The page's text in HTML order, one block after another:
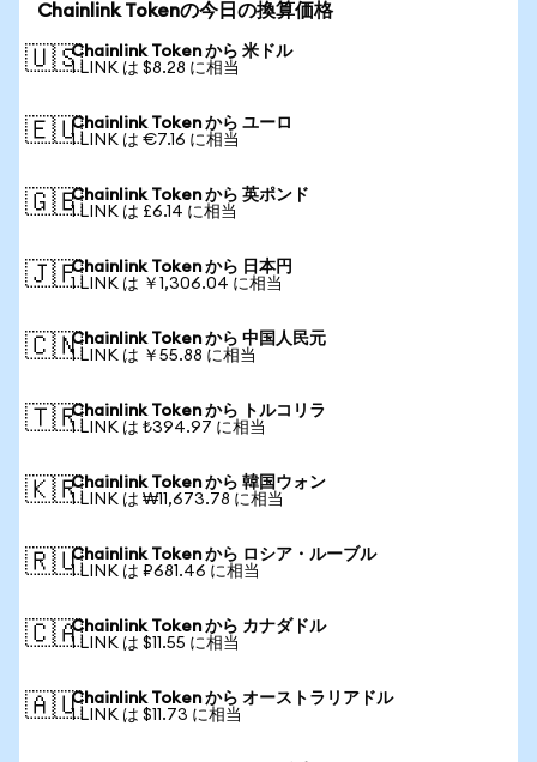
Chainlink Tokenの今日の換算価格
🇺🇸Chainlink Token から 米ドル
1 LINK は $8.28 に相当
🇪🇺Chainlink Token から ユーロ
1 LINK は €7.16 に相当
🇬🇧Chainlink Token から 英ポンド
1 LINK は £6.14 に相当
🇯🇵Chainlink Token から 日本円
1 LINK は ￥1,306.04 に相当
🇨🇳Chainlink Token から 中国人民元
1 LINK は ￥55.88 に相当
🇹🇷Chainlink Token から トルコリラ
1 LINK は ₺394.97 に相当
🇰🇷Chainlink Token から 韓国ウォン
1 LINK は ₩11,673.78 に相当
🇷🇺Chainlink Token から ロシア・ルーブル
1 LINK は ₽681.46 に相当
🇨🇦Chainlink Token から カナダドル
1 LINK は $11.55 に相当
🇦🇺Chainlink Token から オーストラリアドル
1 LINK は $11.73 に相当